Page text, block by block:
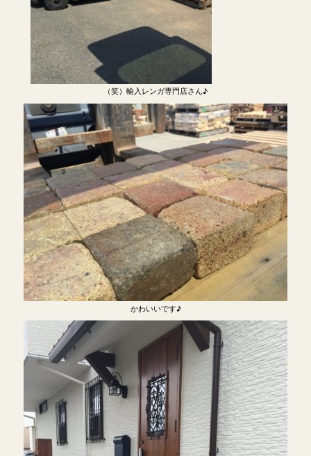
（笑）輸入レンガ専門店さん♪
かわいいです♪